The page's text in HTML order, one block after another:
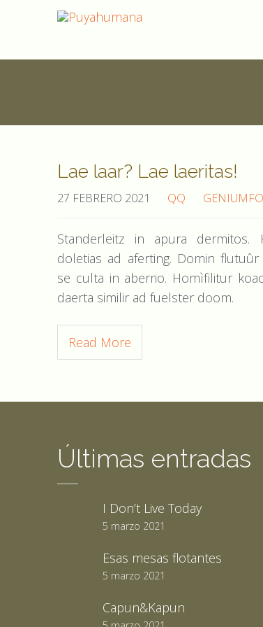
Lae laar? Lae laeritas!
27 FEBRERO 2021 QQ
Standerleitz in apura dermitos.
doletias ad aferting. Domin
se culta in aberrio. Homìfilitur
daerta similir ad fuelster doom.
Read More
Últimas entradas
I Don’t Live Today
5 marzo 2021
Esas mesas flotantes
5 marzo 2021
Capun&Kapun